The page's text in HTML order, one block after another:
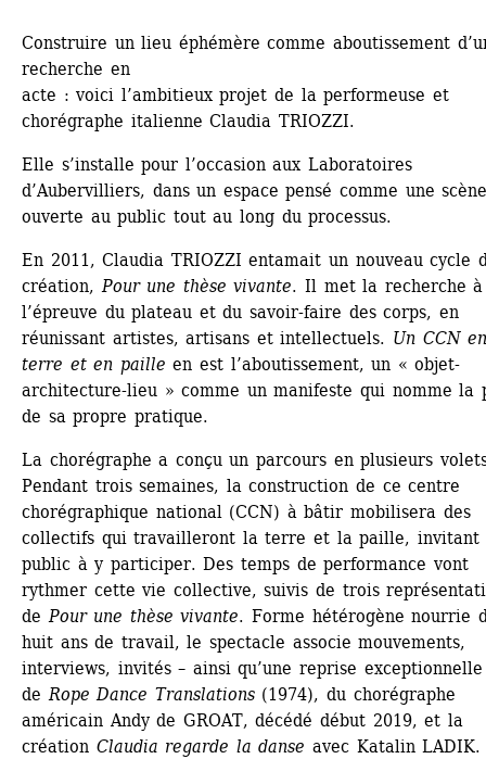
Construire un lieu éphémère comme aboutissement
recherche en
acte : voici l’ambitieux projet de la performeuse et
chorégraphe italienne Claudia TRIOZZI.
Elle s’installe pour l’occasion aux Laboratoires
d’Aubervilliers, dans un espace pensé comme une
ouverte au public tout au long du processus.
En 2011, Claudia TRIOZZI entamait un nouveau cycle
création, Pour une thèse vivante. Il met la recherche à
l’épreuve du plateau et du savoir-faire des corps, en
réunissant artistes, artisans et intellectuels. Un CCN
terre et en paille en est l’aboutissement, un « objet-
architecture-lieu » comme un manifeste qui nomme la
de sa propre pratique.
La chorégraphe a conçu un parcours en plusieurs
Pendant trois semaines, la construction de ce centre
chorégraphique national (CCN) à bâtir mobilisera des
collectifs qui travailleront la terre et la paille, invitant
public à y participer. Des temps de performance vont
rythmer cette vie collective, suivis de trois
de Pour une thèse vivante. Forme hétérogène nourrie
huit ans de travail, le spectacle associe mouvements,
interviews, invités – ainsi qu’une reprise exceptionnelle
de Rope Dance Translations(1974), du chorégraphe
américain Andy de GROAT, décédé début 2019, et la
création Claudia regarde la danse avec Katalin LADIK.